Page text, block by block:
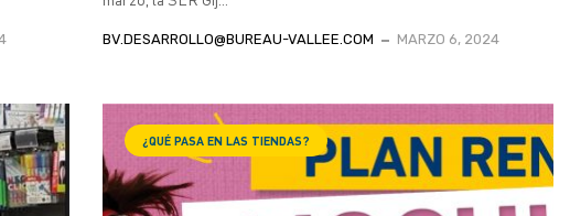
BV.DESARROLLO@BUREAU-VALLEE.COM MARZO 6, 2024
¿QUÉ PASA EN LAS TIENDAS?